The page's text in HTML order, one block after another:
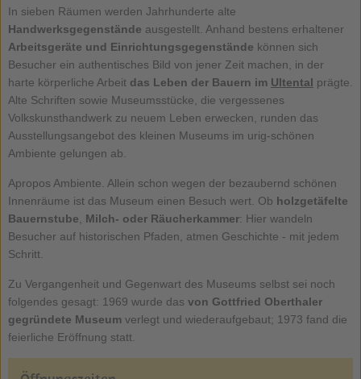
In sieben Räumen werden Jahrhunderte alte
Handwerksgegenstände ausgestellt. Anhand bestens erhaltener
Arbeitsgeräte und Einrichtungsgegenstände können sich
Besucher ein authentisches Bild von jener Zeit machen, in der
harte körperliche Arbeit das Leben der Bauern im Ultental prägte.
Alte Schriften sowie Museumsstücke, die vergessenes
Volkskunsthandwerk zu neuem Leben erwecken, runden das
Ausstellungsangebot des kleinen Museums im urig-schönen
Ambiente gelungen ab.
Apropos Ambiente. Allein schon wegen der bezaubernd schönen
Innenräume ist das Museum einen Besuch wert. Ob holzgetäfelte
Bauernstube
Milch- oder Räucherkammer: Hier wandeln
Besucher auf historischen Pfaden, atmen Geschichte - mit jedem
Schritt.
Zu Vergangenheit und Gegenwart des Museums selbst sei noch
folgendes gesagt: 1969 wurde das von Gottfried Oberthaler
gegründete Museumverlegt und wiederaufgebaut; 1973 fand die
feierliche Eröffnung statt.